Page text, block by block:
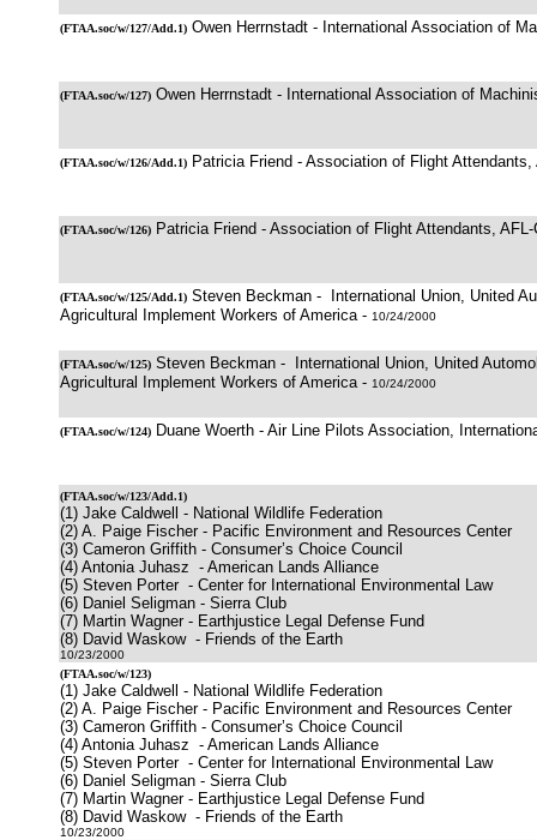
(FTAA.soc/w/127/Add.1) Owen Herrnstadt - International Association of
(FTAA.soc/w/127) Owen Herrnstadt - International Association of
(FTAA.soc/w/126/Add.1) Patricia Friend - Association of Flight
(FTAA.soc/w/126) Patricia Friend - Association of Flight Attendants,
(FTAA.soc/w/125/Add.1) Steven Beckman - International Union, United
Agricultural Implement Workers of America - 10/24/2000
(FTAA.soc/w/125) Steven Beckman - International Union, United
Agricultural Implement Workers of America - 10/24/2000
(FTAA.soc/w/124) Duane Woerth - Air Line Pilots Association,
(FTAA.soc/w/123/Add.1)
(1) Jake Caldwell - National Wildlife Federation
(2) A. Paige Fischer - Pacific Environment and Resources Center
(3) Cameron Griffith - Consumer’s Choice Council
(4) Antonia Juhasz - American Lands Alliance
(5) Steven Porter - Center for International Environmental Law
(6) Daniel Seligman - Sierra Club
(7) Martin Wagner - Earthjustice Legal Defense Fund
(8) David Waskow - Friends of the Earth
10/23/2000
(FTAA.soc/w/123)
(1) Jake Caldwell - National Wildlife Federation
(2) A. Paige Fischer - Pacific Environment and Resources Center
(3) Cameron Griffith - Consumer’s Choice Council
(4) Antonia Juhasz - American Lands Alliance
(5) Steven Porter - Center for International Environmental Law
(6) Daniel Seligman - Sierra Club
(7) Martin Wagner - Earthjustice Legal Defense Fund
(8) David Waskow - Friends of the Earth
10/23/2000